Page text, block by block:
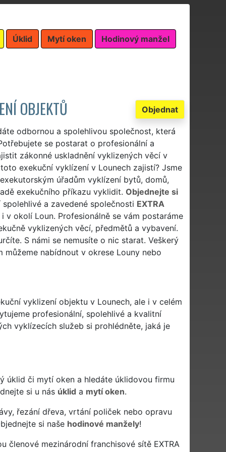
Úklid Mytí oken Hodinový manžel
Objednat
OBJEKTŮ
odbornou a spolehlivou společnost, která
se postarat o profesionální a
zákonné uskladnění vyklizených věcí v
exekuční vyklízení v Lounech zajistí? Jsme
úřadům vyklízení bytů, domů,
exekučního příkazu vyklidit. Objednejte si
a zavedené společnosti EXTRA
okolí Loun. Profesionálně se vám postaráme
vyklizených věcí, předmětů a vybavení.
S námi se nemusíte o nic starat. Veškerý
můžeme nabídnout v okrese Louny nebo
vyklizení objektu v Lounech, ale i v celém
profesionální, spolehlivé a kvalitní
vyklízecích služeb si prohlédněte, jaká je
úklid či mytí oken a hledáte úklidovou firmu
si u nás úklid a mytí oken.
řezání dřeva, vrtání poliček nebo opravu
si naše hodinové manžely!
mezinárodní franchisové sítě EXTRA